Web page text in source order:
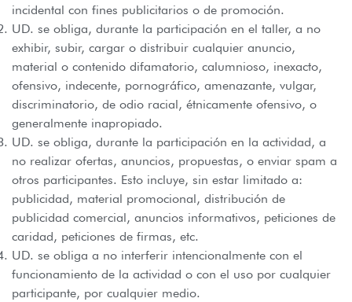
incidental con fines publicitarios o de promoción.
UD. se obliga, durante la participación en el taller, a no
exhibir, subir, cargar o distribuir cualquier anuncio,
material o contenido difamatorio, calumnioso, inexacto,
ofensivo, indecente, pornográfico, amenazante, vulgar,
discriminatorio, de odio racial, étnicamente ofensivo, o
generalmente inapropiado.
UD. se obliga, durante la participación en la actividad, a
no realizar ofertas, anuncios, propuestas, o enviar spam a
otros participantes. Esto incluye, sin estar limitado a:
publicidad, material promocional, distribución de
publicidad comercial, anuncios informativos, peticiones de
caridad, peticiones de firmas, etc.
UD. se obliga a no interferir intencionalmente con el
funcionamiento de la actividad o con el uso por cualquier
participante, por cualquier medio.